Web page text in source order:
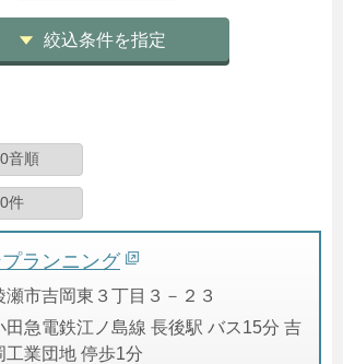
絞込条件を指定
ランニング
瀬市吉岡東３丁目３－２３
田急電鉄江ノ島線 長後駅 バス15分 吉
工業団地 停歩1分